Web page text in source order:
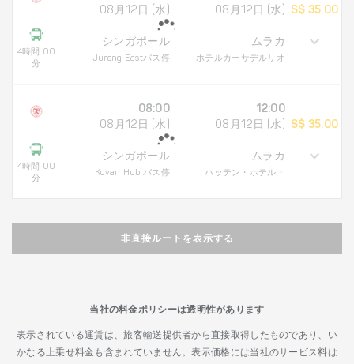
4時間 00
分
08月12日 (水)
シンガポール
Jurong Eastバス停
08月12日 (水)
ムラカ
ホテルカーサデルリオ
S$ 35.00
4時間 00
分
08:00
08月12日 (水)
シンガポール
Kovan Hub バス停
12:00
08月12日 (水)
ムラカ
ハッテン・ホテル・
S$ 35.00
非直接ルートを表示する
当社の料金ポリシーは透明性があります
表示されている運賃は、旅客輸送提供者から直接取得したものであり、い
かなる上乗せ料金も含まれていません。表示価格には当社のサービス料は